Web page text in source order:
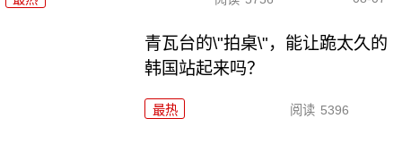
青瓦台的\"拍桌\"，能让跪太久的
韩国站起来吗？
最热 阅读 5396